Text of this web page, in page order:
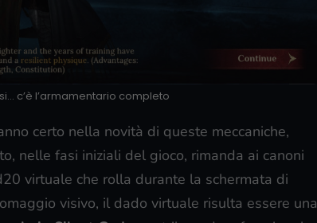
c’è l’armamentario completo
certo nella novità di queste meccaniche,
nelle fasi iniziali del gioco, rimanda ai canoni
virtuale che rolla durante la schermata di
visivo, il dado virtuale risulta essere una